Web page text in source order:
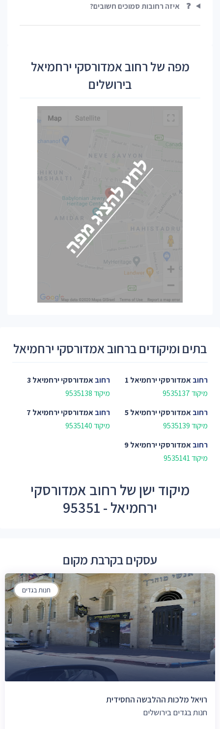
❓ איזה רחובות סמוכים חשובים?
מפה של רחוב אמדורסקי ירחמיאל
בירושלים
בתים ומיקודים ברחוב אמדורסקי ירחמיאל
רחובאמדורסקי ירחמיאל 1
מיקוד 9535137
רחובאמדורסקי ירחמיאל 3
מיקוד 9535138
רחובאמדורסקי ירחמיאל 5
מיקוד 9535139
רחובאמדורסקי ירחמיאל 7
מיקוד 9535140
רחובאמדורסקי ירחמיאל 9
מיקוד 9535141
מיקוד ישן של רחוב אמדורסקי
ירחמיאל - 95351
עסקים בקרבת מקום
חנות בגדים
רויאל מלכות ההלבשה החסידית
חנות בגדים בירושלים